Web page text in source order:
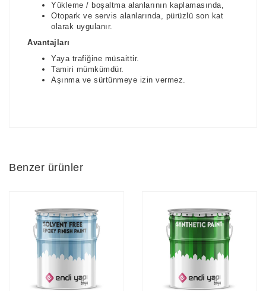
Yükleme / boşaltma alanlarının kaplamasında,
Otopark ve servis alanlarında, pürüzlü son kat
olarak uygulanır.
Avantajları
Yaya trafiğine müsaittir.
Tamiri mümkümdür.
Aşınma ve sürtünmeye izin vermez.
Benzer ürünler